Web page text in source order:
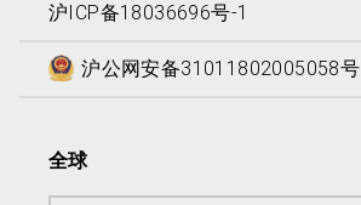
沪ICP备18036696号-1
沪公网安备31011802005058号
全球